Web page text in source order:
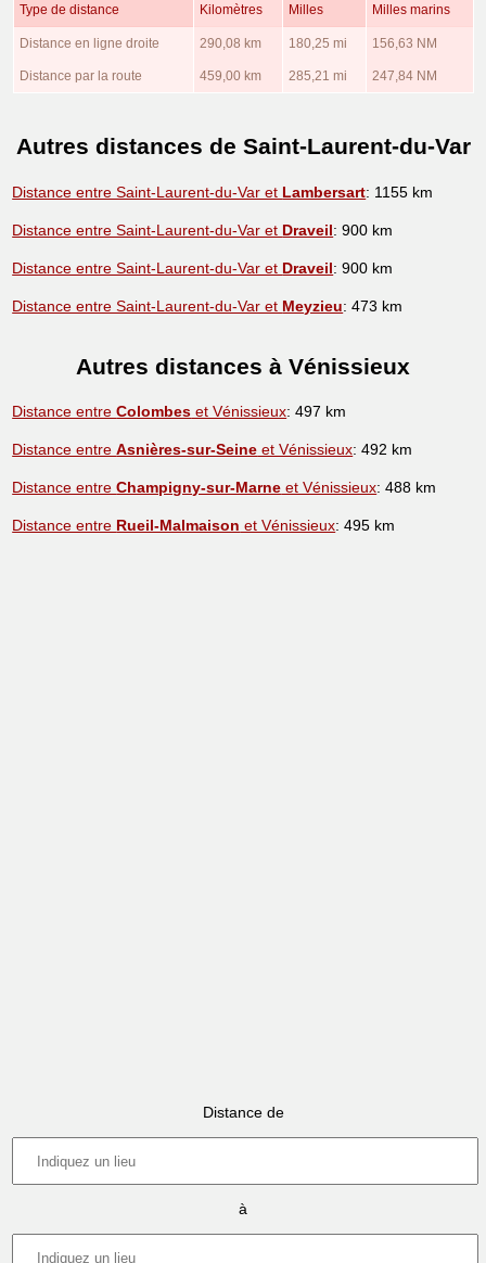
Type de distance Kilomètres Milles Milles marins
Distance en ligne droite 290,08 km 180,25 mi 156,63 NM
Distance par la route 459,00 km 285,21 mi 247,84 NM
Autres distances de Saint-Laurent-du-Var
Distance entre Saint-Laurent-du-Var et Lambersart: 1155 km
Distance entre Saint-Laurent-du-Var et Draveil: 900 km
Distance entre Saint-Laurent-du-Var et Draveil: 900 km
Distance entre Saint-Laurent-du-Var et Meyzieu: 473 km
Autres distances à Vénissieux
Distance entreColombes et Vénissieux: 497 km
Distance entreAsnières-sur-Seine et Vénissieux: 492 km
Distance entreChampigny-sur-Marne et Vénissieux: 488 km
Distance entre Rueil-Malmaison et Vénissieux: 495 km
Distance de
à